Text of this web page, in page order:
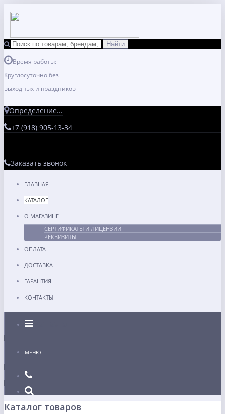
Время работы:
Круглосуточно без
выходных и праздников
Определение...
+7 (918) 905-13-34
Заказать звонок
ГЛАВНАЯ
КАТАЛОГ
О МАГАЗИНЕ
СЕРТИФИКАТЫ И ЛИЦЕНЗИИ
РЕКВИЗИТЫ
ОПЛАТА
ДОСТАВКА
ГАРАНТИЯ
КОНТАКТЫ
Каталог
МЕНЮ
Каталог товаров